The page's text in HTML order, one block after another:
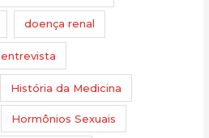
doença renal
entrevista
História da Medicina
Hormônios Sexuais